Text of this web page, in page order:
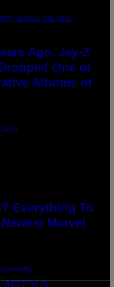
IMAGES FOR VEVO)
Ago, Jay-Z
One of
Albums of
Everything To
Marvel